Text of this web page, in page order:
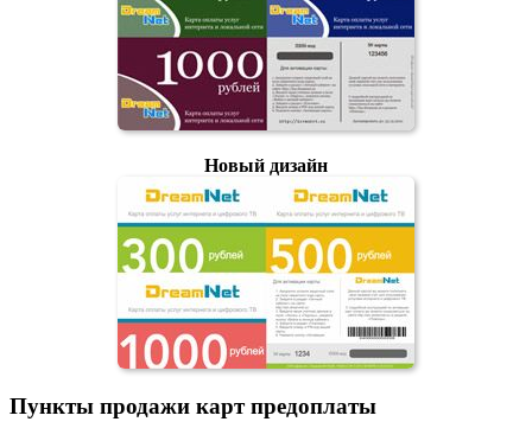
Новый дизайн
Пункты продажи карт предоплаты